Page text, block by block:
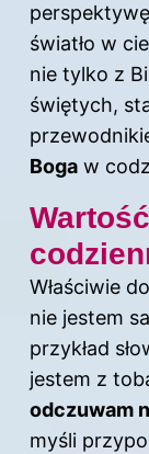
światło w
nie tylko z
świętych,
Boga w
Właściwie
nie jestem
przykład
jestem z
odczuwam
myśli